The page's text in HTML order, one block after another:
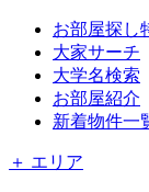
お部屋探し
大家サーチ
大学名検索
お部屋紹介
新着物件一
＋ エリア